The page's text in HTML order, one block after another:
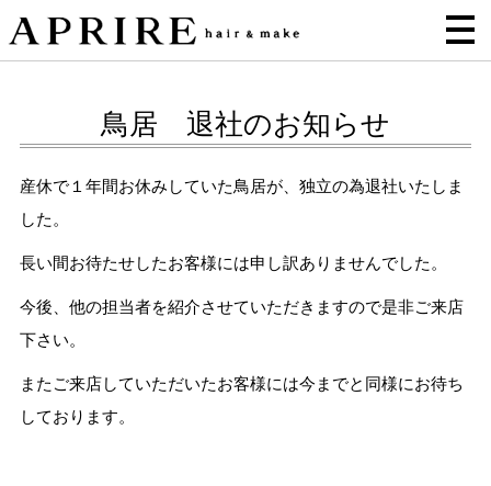
鳥居 退社のお知らせ
産休で１年間お休みしていた鳥居が、独立の為退社いたしま
した。
長い間お待たせしたお客様には申し訳ありませんでした。
今後、他の担当者を紹介させていただきますので是非ご来店
下さい。
またご来店していただいたお客様には今までと同様にお待ち
しております。